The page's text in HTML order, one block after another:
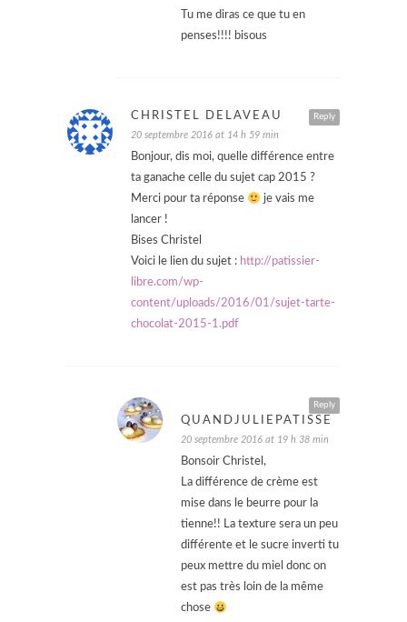
Tu me diras ce que tu en
penses!!!! bisous
Reply
CHRISTEL DELAVEAU
20 septembre 2016 at 14 h 59 min
Bonjour, dis moi, quelle différence entre
ta ganache celle du sujet cap 2015 ?
Merci pour ta réponse
je vais me
lancer !
Bises Christel
Voici le lien du sujet : http://patissier-
libre.com/wp-
content/uploads/2016/01/sujet-tarte-
chocolat-2015-1.pdf
Reply
QUANDJULIEPATISSE
20 septembre 2016 at 19 h 38 min
Bonsoir Christel,
La différence de crème est
mise dans le beurre pour la
tienne!! La texture sera un peu
différente et le sucre inverti tu
peux mettre du miel donc on
est pas très loin de la même
chose